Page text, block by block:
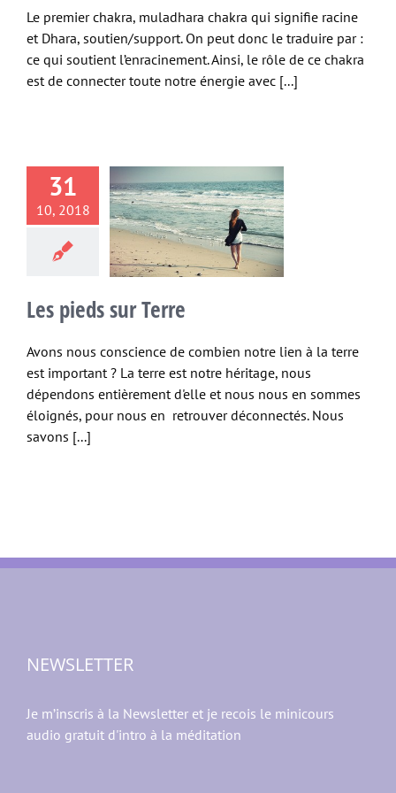
Le premier chakra, muladhara chakra qui signifie racine
et Dhara, soutien/support. On peut donc le traduire par :
ce qui soutient l’enracinement. Ainsi, le rôle de ce chakra
est de connecter toute notre énergie avec [...]
31
10, 2018
sur Terre
à la terre
Les pieds sur Terre
Avons nous conscience de combien notre lien à la terre
est important ? La terre est notre héritage, nous
dépendons entièrement d'elle et nous nous en sommes
éloignés, pour nous en retrouver déconnectés. Nous
savons [...]
NEWSLETTER
Je m’inscris à la Newsletter et je recois le minicours
audio gratuit d'intro à la méditation